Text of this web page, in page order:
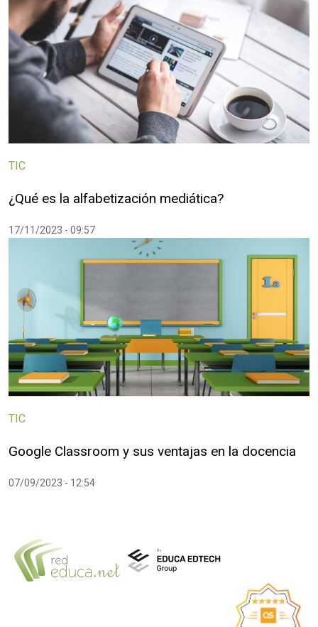
TIC
¿Qué es la alfabetización mediática?
17/11/2023 - 09:57
TIC
Google Classroom y sus ventajas en la docencia
07/09/2023 - 12:54